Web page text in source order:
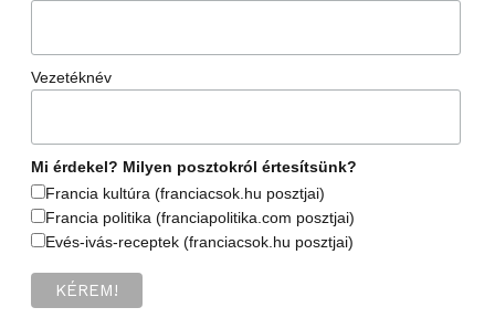
Vezetéknév
Mi érdekel? Milyen posztokról értesítsünk?
Francia kultúra (franciacsok.hu posztjai)
Francia politika (franciapolitika.com posztjai)
Evés-ivás-receptek (franciacsok.hu posztjai)